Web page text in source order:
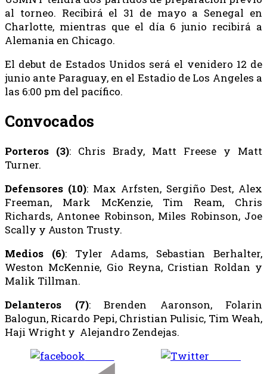
al torneo. Recibirá el 31 de mayo a Senegal en
Charlotte, mientras que el día 6 junio recibirá a
Alemania en Chicago.
El debut de Estados Unidos será el venidero 12 de
junio ante Paraguay, en el Estadio de Los Angeles a
las 6:00 pm del pacífico.
Convocados
Porteros (3): Chris Brady, Matt Freese y Matt
Turner.
Defensores (10): Max Arfsten, Sergiño Dest, Alex
Freeman, Mark McKenzie, Tim Ream, Chris
Richards, Antonee Robinson, Miles Robinson, Joe
Scally y Auston Trusty.
Medios (6): Tyler Adams, Sebastian Berhalter,
Weston McKennie, Gio Reyna, Cristian Roldan y
Malik Tillman.
Delanteros (7): Brenden Aaronson, Folarin
Balogun, Ricardo Pepi, Christian Pulisic, Tim Weah,
Haji Wright y Alejandro Zendejas.